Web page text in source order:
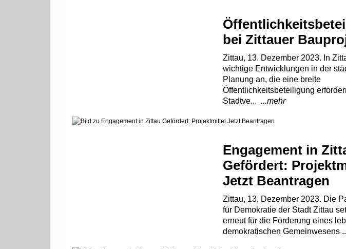
bei Zittauer
Zittau, 13. Dezember 2023. In
wichtige Entwicklungen in der
Planung an, die eine breite
Öffentlichkeitsbeteiligung
Stadtve... ...mehr
Engagement in
Gefördert:
Jetzt Beantragen
Zittau, 13. Dezember 2023. Die
für Demokratie der Stadt Zittau
erneut für die Förderung eines
demokratischen Gemeinwesens